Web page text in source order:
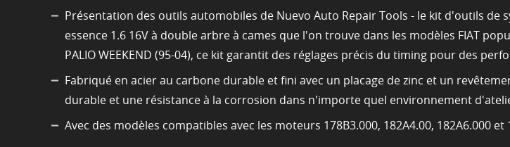
Présentation des outils automobiles de Nuevo Auto Repair Tools - le kit d'outils de
essence 1.6 16V à double arbre à cames que l'on trouve dans les modèles FIAT
PALIO WEEKEND (95-04), ce kit garantit des réglages précis du timing pour des
Fabriqué en acier au carbone durable et fini avec un placage de zinc et un
durable et une résistance à la corrosion dans n'importe quel environnement
Avec des modèles compatibles avec les moteurs 178B3.000, 182A4.00, 182A6.000 et